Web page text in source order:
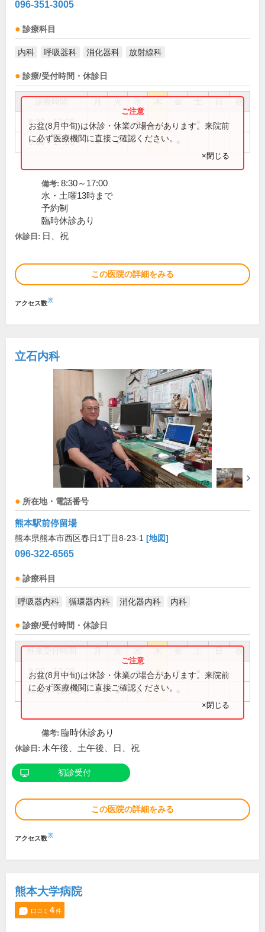
096-351-3005
診療科目
内科 呼吸器科 消化器科 放射線科
診療/受付時間・休診日
祝
8:30～13:00 ●
8:30～17:00 ● ● ●
お盆(8月中旬)は休診・休業の場合があります。来院前
に必ず医療機関に直接ご確認ください。
×閉じる
備考: 8:30～17:00
水・土曜13時まで
予約制
臨時休診あり
休診日: 日、祝
この医院の詳細をみる
アクセス数※
立石内科
所在地・電話番号
熊本駅前停留場
熊本県熊本市西区春日1丁目8-23-1 [地図]
096-322-6565
診療科目
呼吸器内科 循環器内科 消化器内科 内科
診療/受付時間・休診日
祝
9:00～13:00 ● ● ● ● ●
14:00～18:00 ● ● ●
お盆(8月中旬)は休診・休業の場合があります。来院前
に必ず医療機関に直接ご確認ください。
×閉じる
備考: 臨時休診あり
休診日: 木午後、土午後、日、祝
初診受付
この医院の詳細をみる
アクセス数※
熊本大学病院
口コミ 4件